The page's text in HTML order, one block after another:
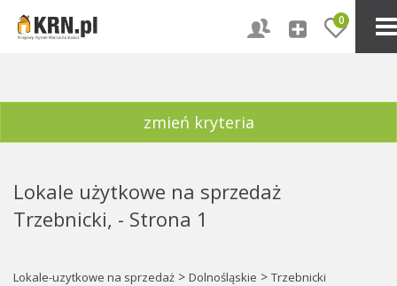
0
zmień kryteria
Lokale użytkowe na sprzedaż
Trzebnicki, - Strona 1
Lokale-uzytkowe na sprzedaż > Dolnośląskie > Trzebnicki